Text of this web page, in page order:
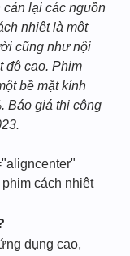
lại các nguồn
nhiệt là một
cũng như nội
độ cao. Phim
bề mặt kính
Báo giá thi công
cách nhiệt
dụng cao,